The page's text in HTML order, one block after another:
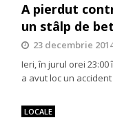
A pierdut
un stâlp de
23 decembrie
Ieri, în jurul orei
a avut loc un
LOCALE